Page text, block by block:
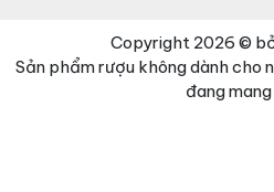
Copyright 2026 ©
Sản phẩm rượu không dành cho
đang